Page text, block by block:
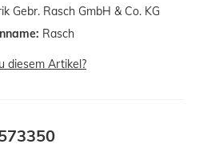
Gebr. Rasch GmbH & Co. KG
Rasch
diesem Artikel?